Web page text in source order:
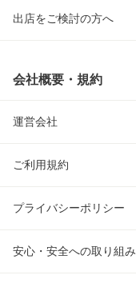
出店をご検討の方へ
会社概要・規約
運営会社
ご利用規約
プライバシーポリシー
安心・安全への取り組み